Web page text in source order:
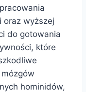
oraz wyższej
do gotowania
które
hominidów,